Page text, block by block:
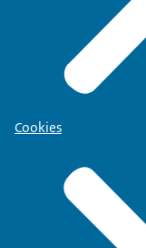
Cookies